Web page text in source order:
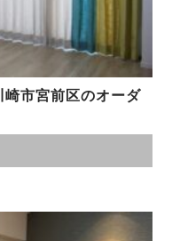
市宮前区のオーダ